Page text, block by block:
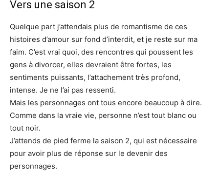
Vers une saison 2
Quelque part j’attendais plus de romantisme de ces
histoires d’amour sur fond d’interdit, et je reste sur ma
faim. C’est vrai quoi, des rencontres qui poussent les
gens à divorcer, elles devraient être fortes, les
sentiments puissants, l’attachement très profond,
intense. Je ne l’ai pas ressenti.
Mais les personnages ont tous encore beaucoup à dire.
Comme dans la vraie vie, personne n’est tout blanc ou
tout noir.
J’attends de pied ferme la saison 2, qui est nécessaire
pour avoir plus de réponse sur le devenir des
personnages.